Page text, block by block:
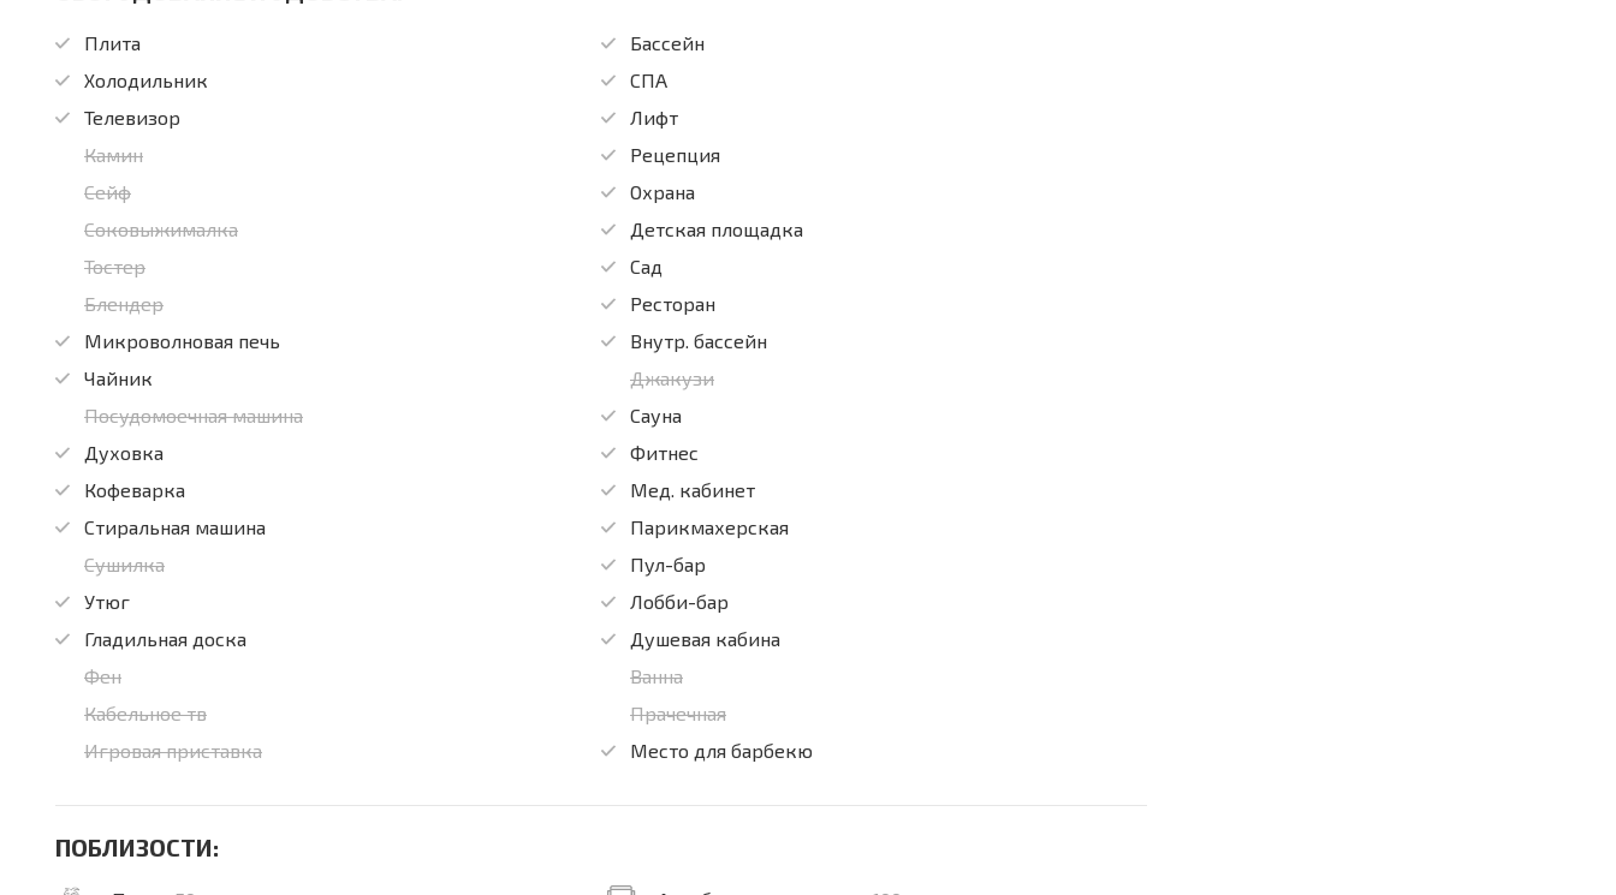
Плита
Холодильник
Телевизор
Камин
Сейф
Соковыжималка
Тостер
Блендер
Микроволновая печь
Чайник
Посудомоечная машина
Духовка
Кофеварка
Стиральная машина
Сушилка
Утюг
Гладильная доска
Фен
Кабельное тв
Игровая приставка
Бассейн
СПА
Лифт
Рецепция
Охрана
Детская площадка
Сад
Ресторан
Внутр. бассейн
Джакузи
Сауна
Фитнес
Мед. кабинет
Парикмахерская
Пул-бар
Лобби-бар
Душевая кабина
Ванна
Прачечная
Место для барбекю
ПОБЛИЗОСТИ: